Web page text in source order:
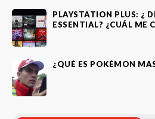
PLAYSTATION PLUS: ¿
ESSENTIAL? ¿CUÁL ME
¿QUÉ ES POKÉMON